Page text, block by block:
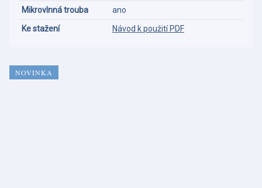
NOVINKA
Mikrovlnná trouba
ano
Ke stažení
Návod k použití PDF